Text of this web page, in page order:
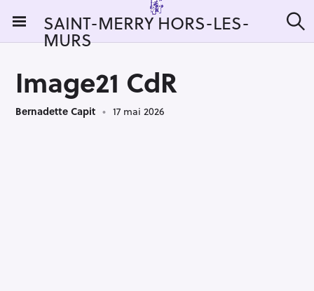
i
SAINT-MERRY HORS-LES-
MURS e
Image21 CdR
Bernadette Capit 17 mai 2026